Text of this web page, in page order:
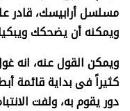
مسلسل أرابيسك، قادر
ويمكنه أن يضحكك
ويمكن القول عنه، انه
كثيراً فى بداية قائمة
دور يقوم به، ولفت